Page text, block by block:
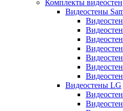
Комплекты видеостен
Видеостены
Видеостены LG